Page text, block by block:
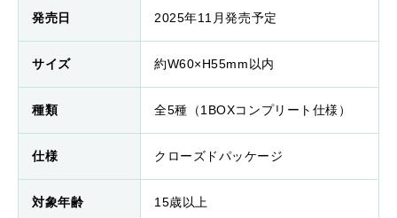
発売日 2025年11月発売予定
サイズ 約W60×H55mm以内
種類 全5種（1BOXコンプリート仕様）
仕様 クローズドパッケージ
対象年齢 15歳以上